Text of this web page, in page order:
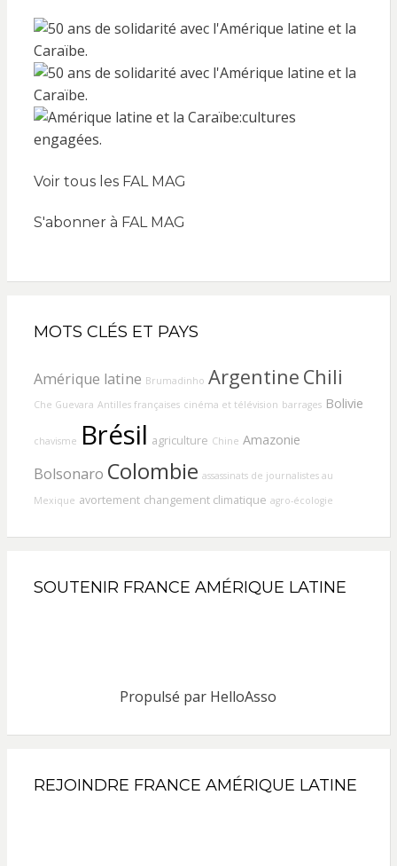
Voir tous les FAL MAG
S'abonner à FAL MAG
MOTS CLÉS ET PAYS
Amérique latine Brumadinho Argentine Chili
Che Guevara Antilles françaises cinéma et télévision barrages Bolivie
chavisme Brésil agriculture Chine Amazonie
Bolsonaro Colombie assassinats de journalistes au
Mexique avortement changement climatique agro-écologie
SOUTENIR FRANCE AMÉRIQUE LATINE
Propulsé par HelloAsso
REJOINDRE FRANCE AMÉRIQUE LATINE